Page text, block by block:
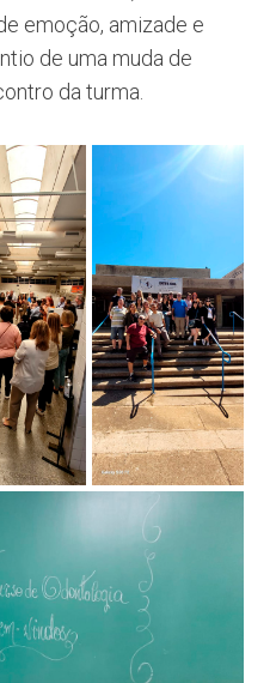
emoção, amizade e
de uma muda de
da turma.